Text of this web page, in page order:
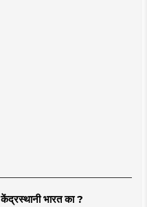
केंद्रस्थानी भारत का ?